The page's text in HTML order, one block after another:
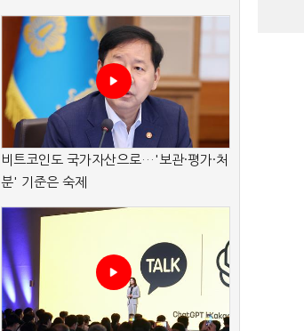
비트코인도 국가자산으로…'보관·평가·처
분' 기준은 숙제